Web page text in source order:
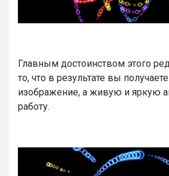
Главным достоинством этого
то, что в результате вы
изображение, а живую и яркую
работу.